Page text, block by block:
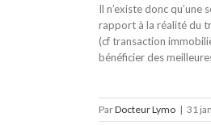
Il n’existe donc
rapport à la réalité du
(cf transaction
bénéficier des
ParDocteur Lymo | 31